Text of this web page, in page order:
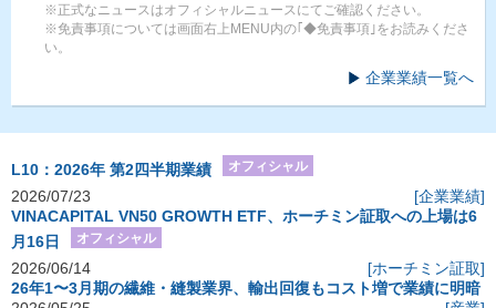
※正式なニュースはオフィシャルニュースにてご確認ください。
※免責事項については画面右上MENU内の｢◆免責事項｣をお読みくださ
い。
企業業績一覧へ
L10：2026年 第2四半期業績 オフィシャル
2026/07/23
[企業業績]
VINACAPITAL VN50 GROWTH ETF、ホーチミン証取への上場は6
月16日
オフィシャル
2026/06/14
[ホーチミン証取]
26年1〜3月期の繊維・縫製業界、輸出回復もコスト増で業績に明暗